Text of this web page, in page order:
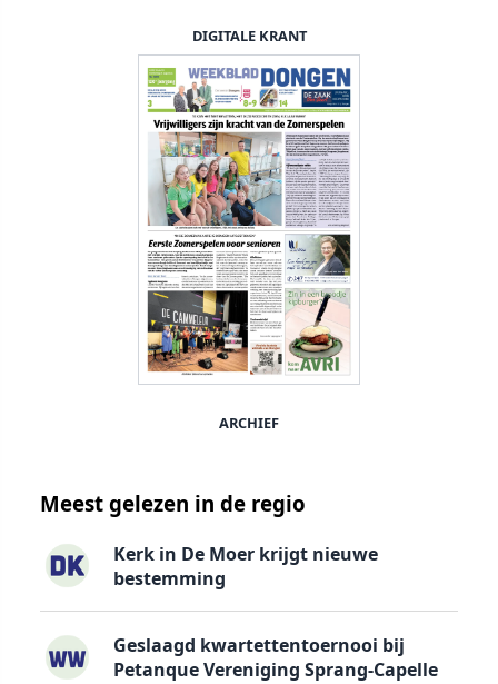
DIGITALE KRANT
ARCHIEF
Meest gelezen in de regio
Kerk in De Moer krijgt nieuwe
bestemming
Geslaagd kwartettentoernooi bij
Petanque Vereniging Sprang-Capelle